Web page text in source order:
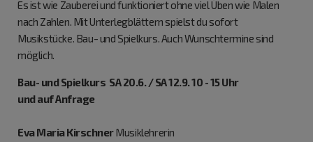
Es ist wie Zauberei und funktioniert ohne viel Üben wie Malen
nach Zahlen. Mit Unterlegblättern spielst du sofort
Musikstücke. Bau- und Spielkurs. Auch Wunschtermine sind
möglich.
Bau- und Spielkurs SA 20.6. / SA 12.9. 10 - 15 Uhr
und auf Anfrage
Eva Maria KirschnerMusiklehrerin